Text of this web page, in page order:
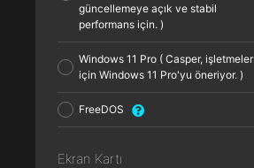
güncellemeye açık ve stabil
performans için. )
Windows 11 Pro ( Casper, işletmeler
için Windows 11 Pro'yu öneriyor. )
FreeDOS
Ekran Kartı